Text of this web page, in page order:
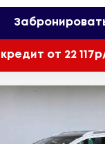
кредит от 22